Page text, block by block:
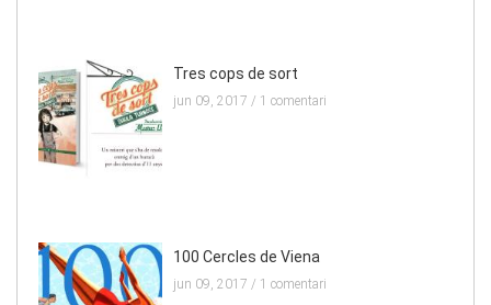
Tres cops de sort
jun 09, 2017 / 1 comentari
100 Cercles de Viena
jun 09, 2017 / 1 comentari